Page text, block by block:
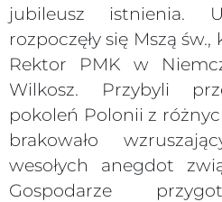
jubileusz istnienia.
rozpoczęły się Mszą
Rektor PMK w
Wilkosz. Przybyli
pokoleń Polonii z
brakowało
wesołych anegdot
Gospodarze